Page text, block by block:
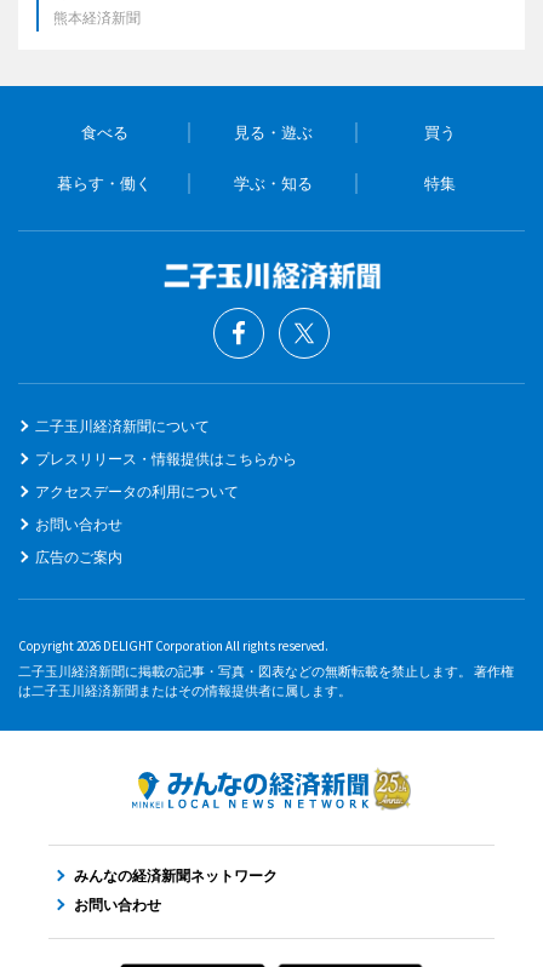
熊本経済新聞
食べる 見る・遊ぶ 買う
暮らす・働く 学ぶ・知る 特集
二子玉川経済新聞について
プレスリリース・情報提供はこちらから
アクセスデータの利用について
お問い合わせ
広告のご案内
Copyright 2026 DELIGHT Corporation All rights reserved.
二子玉川経済新聞に掲載の記事・写真・図表などの無断転載を禁止します。 著作権
は二子玉川経済新聞またはその情報提供者に属します。
みんなの経済新聞ネットワーク
お問い合わせ